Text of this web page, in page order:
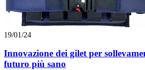
19/01/24
Innovazione dei gilet per
futuro più sano